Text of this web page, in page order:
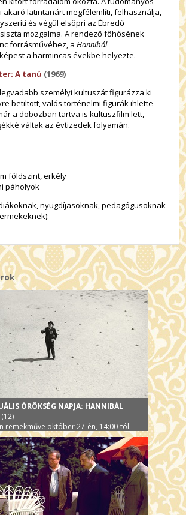
akaró latintanárt megfélemlíti, felhasználja,
és végül elsöpri az Ébredő
mozgalma. A rendező főhősének
forrásművéhez, aHannibál
a harmincas évekbe helyezte.
A tanú (1969)
személyi kultuszát figurázza ki
betiltott, valós történelmi figurák ihlette
a dobozban tartva is kultuszfilm lett,
váltak az évtizedek folyamán.
földszint, erkély
páholyok
nyugdíjasoknak, pedagógusoknak
ÖRÖKSÉG NAPJA: HANNIBÁL
(12)
remekműve október 27-én, 14:00-tól.